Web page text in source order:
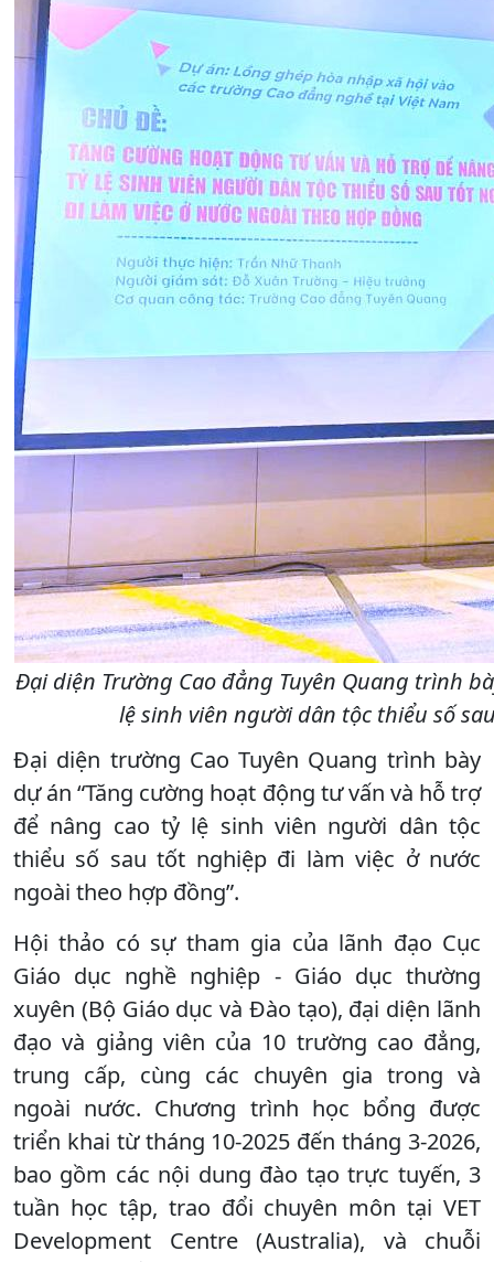
Đại diện Trường Cao đẳng Tuyên Quang trình
lệ sinh viên người dân tộc thiểu số
Đại diện trường Cao Tuyên Quang trình bày
dự án “Tăng cường hoạt động tư vấn và hỗ trợ
để nâng cao tỷ lệ sinh viên người dân tộc
thiểu số sau tốt nghiệp đi làm việc ở nước
ngoài theo hợp đồng”.
Hội thảo có sự tham gia của lãnh đạo Cục
Giáo dục nghề nghiệp - Giáo dục thường
xuyên (Bộ Giáo dục và Đào tạo), đại diện lãnh
đạo và giảng viên của 10 trường cao đẳng,
trung cấp, cùng các chuyên gia trong và
ngoài nước. Chương trình học bổng được
triển khai từ tháng 10-2025 đến tháng 3-2026,
bao gồm các nội dung đào tạo trực tuyến, 3
tuần học tập, trao đổi chuyên môn tại VET
Development Centre (Australia), và chuỗi